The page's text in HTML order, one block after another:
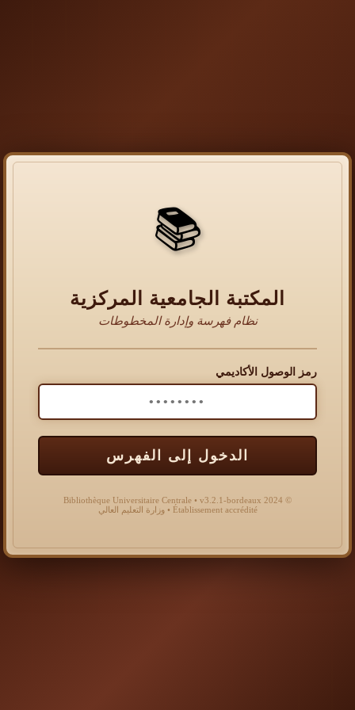
📚
المكتبة الجامعية المركزية
نظام فهرسة وإدارة المخطوطات
رمز الوصول الأكاديمي
الدخول إلى الفهرس
© 2024 Bibliothèque Universitaire Centrale • v3.2.1-bordeaux
Établissement accrédité • وزارة التعليم العالي